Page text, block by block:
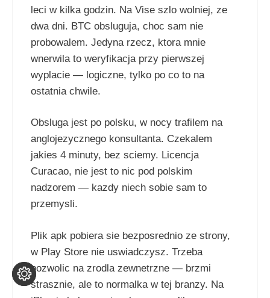
leci w kilka godzin. Na Vise szlo wolniej, ze
dwa dni. BTC obsluguja, choc sam nie
probowalem. Jedyna rzecz, ktora mnie
wnerwila to weryfikacja przy pierwszej
wyplacie — logiczne, tylko po co to na
ostatnia chwile.
Obsluga jest po polsku, w nocy trafilem na
anglojezycznego konsultanta. Czekalem
jakies 4 minuty, bez sciemy. Licencja
Curacao, nie jest to nic pod polskim
nadzorem — kazdy niech sobie sam to
przemysli.
Plik apk pobiera sie bezposrednio ze strony,
w Play Store nie uswiadczysz. Trzeba
pozwolic na zrodla zewnetrzne — brzmi
strasznie, ale to normalka w tej branzy. Na